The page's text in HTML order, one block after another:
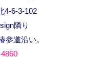
4-6-3-102
隣り
参道沿い。